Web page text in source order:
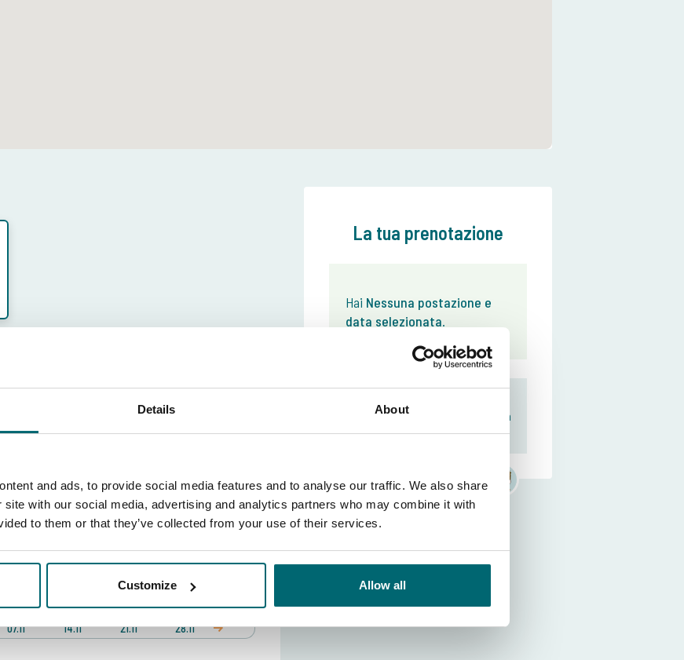
Details About
and ads, to provide social media features and to analyse our traffic. We also share
site with our social media, advertising and analytics partners who may combine it with
to them or that they’ve collected from your use of their services.
Customize Allow all
preferisci
postazioni?Guarda la mappa del lago
07.11 14.11 21.11 28.11
La tua prenotazione
Hai Nessuna postazione e
data selezionata.
Specialist!Tutto organizzato per la
Sua vacanza di pesca
Team The Carp